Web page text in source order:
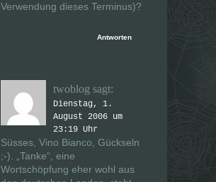
Verwendung dieses Terminus)?
Antworten
twoblog sagt:
Dienstag, 1.
August 2006 um
23:19 Uhr
Süsses, Vino Bianco, Gückseln
;-). „Tanke“, eine
Wortschöpfung eher wohl aus